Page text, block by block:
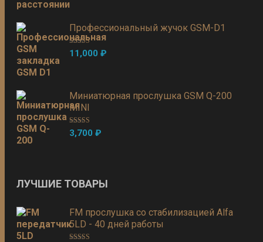
Профессиональный жучок GSM-D1
Оценка5.00
из 5
11,000₽
Миниатюрная прослушка GSM Q-200
MINI
Оценка 5.00
из 5
3,700₽
ЛУЧШИЕ ТОВАРЫ
FM прослушка со стабилизацией Alfa
5LD - 40 дней работы